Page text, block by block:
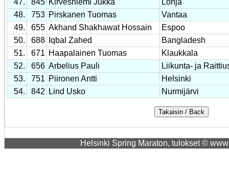
47.
845 Kirvesniemi Jukka
Lohja
48.
753 Pirskanen Tuomas
Vantaa
49.
655 Akhand Shakhawat Hossain
Espoo
50.
688 Iqbal Zahed
Bangladesh
51.
671 Haapalainen Tuomas
Klaukkala
52.
656 Arbelius Pauli
Liikunta- ja
53.
751 Piironen Antti
Helsinki
54.
842 Lind Usko Nurmijärvi
Helsinki Spring Maraton, tulokset ©